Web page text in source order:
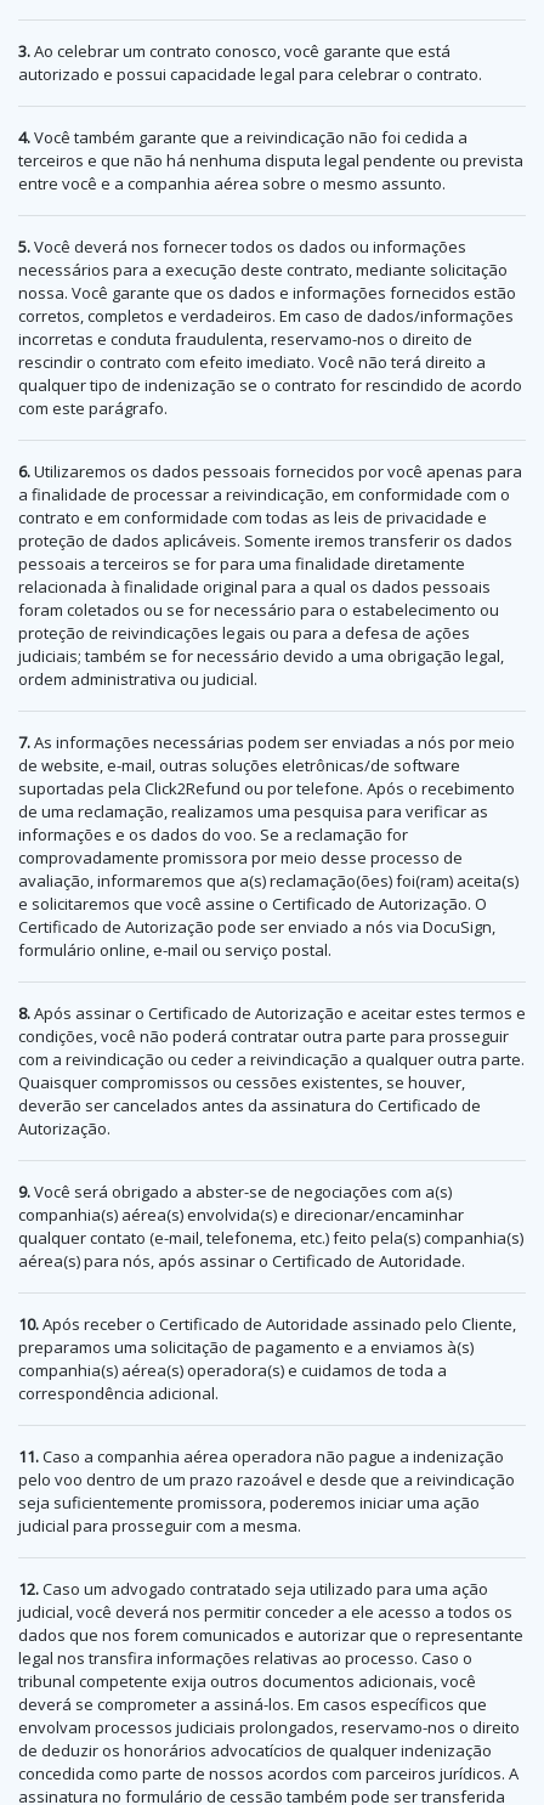
3.Ao celebrar um contrato conosco, você garante que está
autorizado e possui capacidade legal para celebrar o contrato.
4.Você também garante que a reivindicação não foi cedida a
terceiros e que não há nenhuma disputa legal pendente ou prevista
entre você e a companhia aérea sobre o mesmo assunto.
5.Você deverá nos fornecer todos os dados ou informações
necessários para a execução deste contrato, mediante solicitação
nossa. Você garante que os dados e informações fornecidos estão
corretos, completos e verdadeiros. Em caso de dados/informações
incorretas e conduta fraudulenta, reservamo-nos o direito de
rescindir o contrato com efeito imediato. Você não terá direito a
qualquer tipo de indenização se o contrato for rescindido de acordo
com este parágrafo.
6.Utilizaremos os dados pessoais fornecidos por você apenas para
a finalidade de processar a reivindicação, em conformidade com o
contrato e em conformidade com todas as leis de privacidade e
proteção de dados aplicáveis. Somente iremos transferir os dados
pessoais a terceiros se for para uma finalidade diretamente
relacionada à finalidade original para a qual os dados pessoais
foram coletados ou se for necessário para o estabelecimento ou
proteção de reivindicações legais ou para a defesa de ações
judiciais; também se for necessário devido a uma obrigação legal,
ordem administrativa ou judicial.
7.As informações necessárias podem ser enviadas a nós por meio
de website, e-mail, outras soluções eletrônicas/de software
suportadas pela Click2Refund ou por telefone. Após o recebimento
de uma reclamação, realizamos uma pesquisa para verificar as
informações e os dados do voo. Se a reclamação for
comprovadamente promissora por meio desse processo de
avaliação, informaremos que a(s) reclamação(ões) foi(ram) aceita(s)
e solicitaremos que você assine o Certificado de Autorização. O
Certificado de Autorização pode ser enviado a nós via DocuSign,
formulário online, e-mail ou serviço postal.
8.Após assinar o Certificado de Autorização e aceitar estes termos e
condições, você não poderá contratar outra parte para prosseguir
com a reivindicação ou ceder a reivindicação a qualquer outra parte.
Quaisquer compromissos ou cessões existentes, se houver,
deverão ser cancelados antes da assinatura do Certificado de
Autorização.
9.Você será obrigado a abster-se de negociações com a(s)
companhia(s) aérea(s) envolvida(s) e direcionar/encaminhar
qualquer contato (e-mail, telefonema, etc.) feito pela(s) companhia(s)
aérea(s) para nós, após assinar o Certificado de Autoridade.
10.Após receber o Certificado de Autoridade assinado pelo Cliente,
preparamos uma solicitação de pagamento e a enviamos à(s)
companhia(s) aérea(s) operadora(s) e cuidamos de toda a
correspondência adicional.
11.Caso a companhia aérea operadora não pague a indenização
pelo voo dentro de um prazo razoável e desde que a reivindicação
seja suficientemente promissora, poderemos iniciar uma ação
judicial para prosseguir com a mesma.
12.Caso um advogado contratado seja utilizado para uma ação
judicial, você deverá nos permitir conceder a ele acesso a todos os
dados que nos forem comunicados e autorizar que o representante
legal nos transfira informações relativas ao processo. Caso o
tribunal competente exija outros documentos adicionais, você
deverá se comprometer a assiná-los. Em casos específicos que
envolvam processos judiciais prolongados, reservamo-nos o direito
de deduzir os honorários advocatícios de qualquer indenização
concedida como parte de nossos acordos com parceiros jurídicos. A
assinatura no formulário de cessão também pode ser transferida